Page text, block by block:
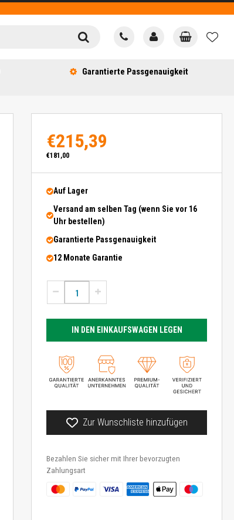
Garantierte Passgenauigkeit
€215,39
€181,00
Auf Lager
Versand am selben Tag (wenn Sie vor 16
Uhr bestellen)
Garantierte Passgenauigkeit
12 Monate Garantie
IN DEN EINKAUFSWAGEN LEGEN
Zur Wunschliste hinzufügen
Bezahlen Sie sicher mit Ihrer bevorzugten
Zahlungsart